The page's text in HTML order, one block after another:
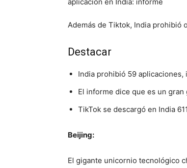
Además de Tiktok, India prohibió
Destacar
India prohibió 59
El informe dice que es un
TikTok se descargó en India
Beijing:
El gigante unicornio tecnológico